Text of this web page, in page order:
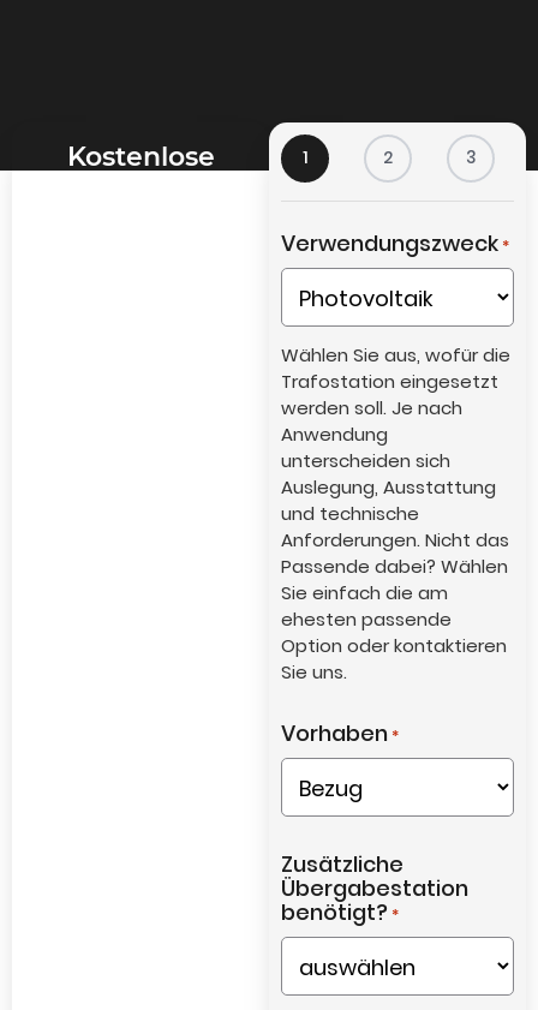
Kostenlose
1 2 3
Verwendungszweck *
Wählen Sie aus, wofür die
Trafostation eingesetzt
werden soll. Je nach
Anwendung
unterscheiden sich
Auslegung, Ausstattung
und technische
Anforderungen. Nicht das
Passende dabei? Wählen
Sie einfach die am
ehesten passende
Option oder kontaktieren
Sie uns.
Vorhaben *
Zusätzliche
Übergabestation
benötigt? *